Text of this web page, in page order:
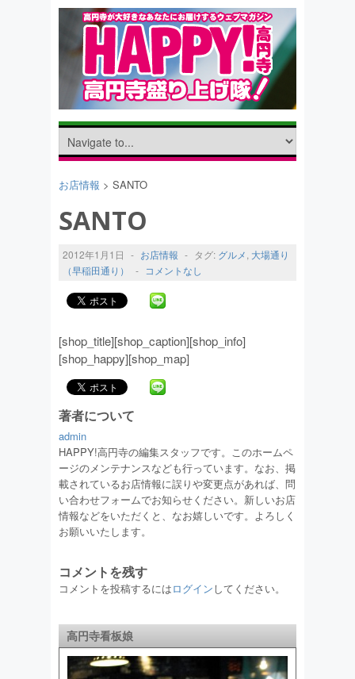
お店情報 > SANTO
SANTO
2012年1月1日 - お店情報 - タグ: グルメ, 大場通り
（早稲田通り）
- コメントなし
[shop_title][shop_caption][shop_info]
[shop_happy][shop_map]
著者について
admin
HAPPY!高円寺の編集スタッフです。このホームペ
ージのメンテナンスなども行っています。なお、掲
載されているお店情報に誤りや変更点があれば、問
い合わせフォームでお知らせください。新しいお店
情報などをいただくと、なお嬉しいです。よろしく
お願いいたします。
コメントを残す
コメントを投稿するにはログインしてください。
高円寺看板娘